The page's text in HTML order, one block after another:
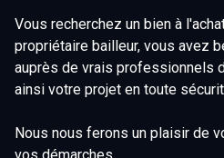
fonds de
commerce
terrains
immeubles
de rapport
garages
et
parking
Vous recherchez un bien à
propriétaire bailleur, vous avez
auprès de vrais professionnels
ainsi votre projet en toute
Nous nous ferons un plaisir de